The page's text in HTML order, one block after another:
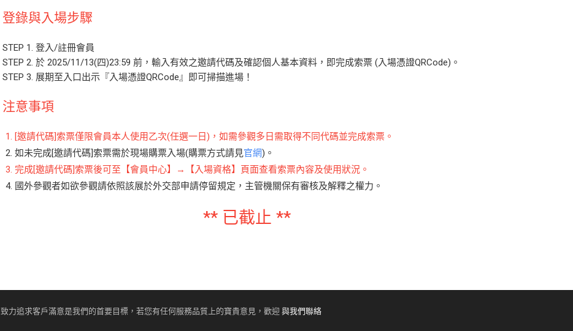
登錄與入場步驟
STEP 1. 登入/註冊會員
STEP 2. 於 2025/11/13(四)23:59 前，輸入有效之邀請代碼及確認個人基本資料，即完成索票 (入場憑證QRCode)。
STEP 3. 展期至入口出示『入場憑證QRCode』即可掃描進場！
注意事項
[邀請代碼]索票僅限會員本人使用乙次(任選一日)，如需參觀多日需取得不同代碼並完成索票。
如未完成[邀請代碼]索票需於現場購票入場(購票方式請見官網)。
完成[邀請代碼]索票後可至【會員中心】→【入場資格】頁面查看索票內容及使用狀況。
國外參觀者如欲參觀請依照該展於外交部申請停留規定，主管機關保有審核及解釋之權力。
** 已截止 **
致力追求客戶滿意是我們的首要目標，若您有任何服務品質上的寶貴意見，歡迎 與我們聯絡